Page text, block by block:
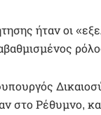
ήταν οι
στο Ρέθυμνο,